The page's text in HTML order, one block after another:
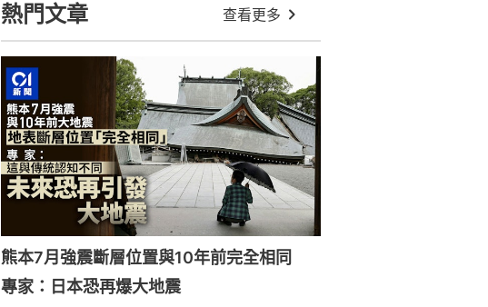
熱門文章 查看更多
熊本7月強震斷層位置與10年前完全相同
專家：日本恐再爆大地震